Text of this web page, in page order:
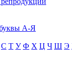
А-Я
С Т У Ф Х Ц Ч Ш Э